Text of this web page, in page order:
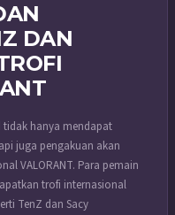
DAN
tidak hanya mendapat
juga pengakuan akan
VALORANT. Para pemain
trofi internasional
TenZ dan Sacy